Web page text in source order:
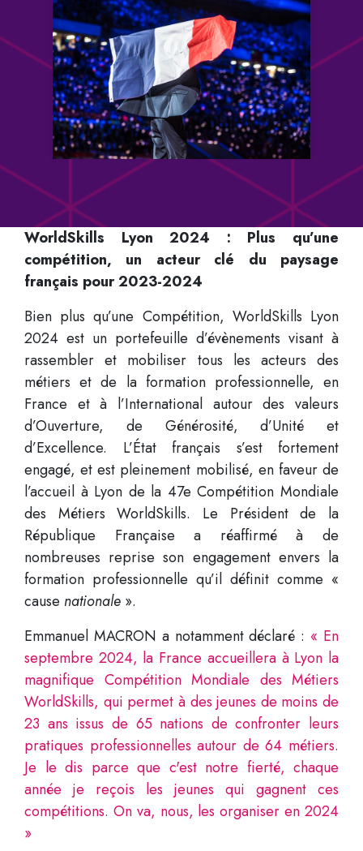
WorldSkills Lyon 2024 : Plus qu’une
compétition, un acteur clé du paysage
français pour 2023-2024
Bien plus qu’une Compétition, WorldSkills Lyon
2024 est un portefeuille d’évènements visant à
rassembler et mobiliser tous les acteurs des
métiers et de la formation professionnelle, en
France et à l’International autour des valeurs
d’Ouverture, de Générosité, d’Unité et
d’Excellence. L’État français s’est fortement
engagé, et est pleinement mobilisé, en faveur de
l’accueil à Lyon de la 47e Compétition Mondiale
des Métiers WorldSkills. Le Président de la
République Française a réaffirmé à de
nombreuses reprise son engagement envers la
formation professionnelle qu’il définit comme «
cause nationale ».
Emmanuel MACRON a notamment déclaré : « En
septembre 2024, la France accueillera à Lyon la
magnifique Compétition Mondiale des Métiers
WorldSkills, qui permet à des jeunes de moins de
23 ans issus de 65 nations de confronter leurs
pratiques professionnelles autour de 64 métiers.
Je le dis parce que c'est notre fierté, chaque
année je reçois les jeunes qui gagnent ces
compétitions. On va, nous, les organiser en 2024
»